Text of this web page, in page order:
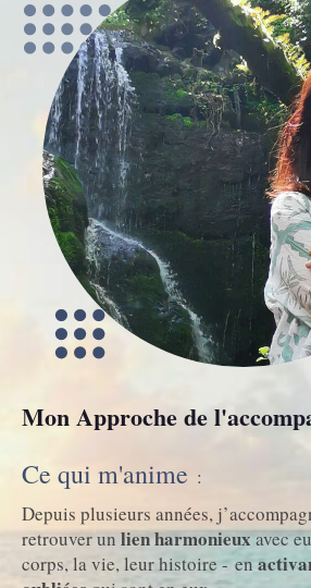
Mon Approche de
Ce qui m'anime :
Depuis plusieurs années,
retrouver unlien harmonieuxavec
corps, la vie, leur histoire - en